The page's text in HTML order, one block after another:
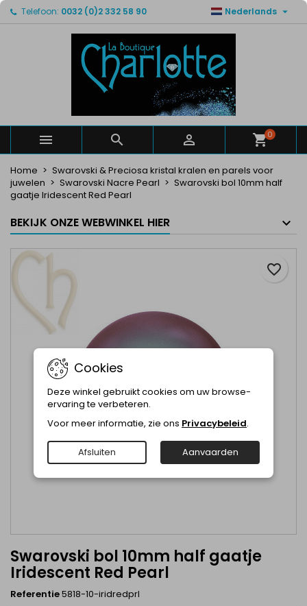
Telefoon: 0032 (0)2 332 58 90 Nederlands 
   0
Home
Swarovski & Preciosa kristal kralen en parels voor
juwelen
Swarovski Nacre Pearl
Swarovski bol 10mm half
gaatje Iridescent Red Pearl
BEKIJK ONZE WEBWINKEL HIER
Swarovski bol 10mm half gaatje
Iridescent Red Pearl
Referentie5818-10-iridredprl
favorite_border
Mijn verlanglijsten ×
Maak een lijst
Maak een verlanglijst ×
Verlanglijst naam
Annuleren Maak een verlanglijst
Inloggen ×
U moet ingelogd zijn om producten in uw verlanglijst
Annuleren Inloggen
Cookies
Deze winkel gebruikt cookies om uw browse-
ervaring te verbeteren.
Voor meer informatie, zie ons Privacybeleid.
Afsluiten Aanvaarden